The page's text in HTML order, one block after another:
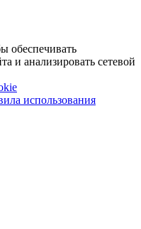
обеспечивать
и анализировать сетевой
использования